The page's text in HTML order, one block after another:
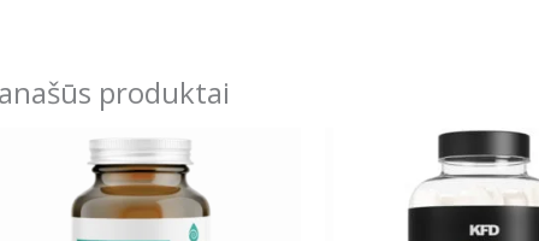
produktai
through
24.90€
This
product
has
multiple
Original
price
was: